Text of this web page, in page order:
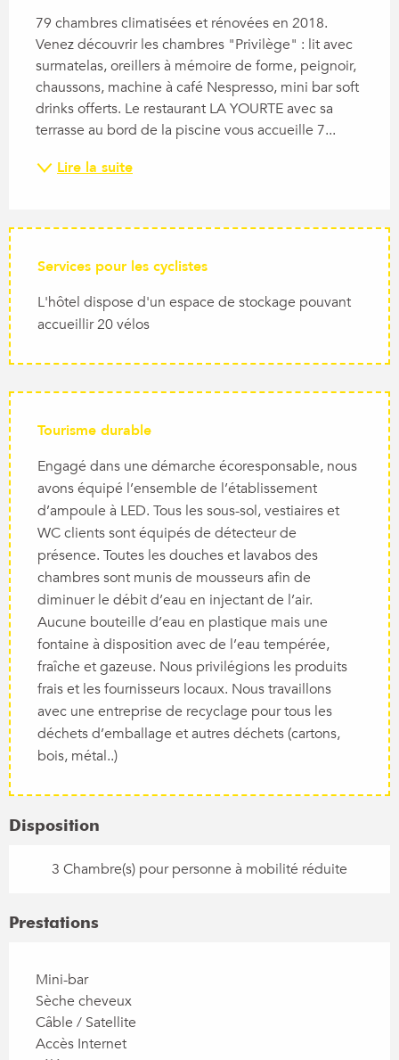
79 chambres climatisées et rénovées en 2018.
Venez découvrir les chambres "Privilège" : lit avec
surmatelas, oreillers à mémoire de forme, peignoir,
chaussons, machine à café Nespresso, mini bar soft
drinks offerts. Le restaurant LA YOURTE avec sa
terrasse au bord de la piscine vous accueille 7...
Lire la suite
Services pour les cyclistes
L'hôtel dispose d'un espace de stockage pouvant
accueillir 20 vélos
Tourisme durable
Engagé dans une démarche écoresponsable, nous
avons équipé l’ensemble de l’établissement
d’ampoule à LED. Tous les sous-sol, vestiaires et
WC clients sont équipés de détecteur de
présence. Toutes les douches et lavabos des
chambres sont munis de mousseurs afin de
diminuer le débit d’eau en injectant de l’air.
Aucune bouteille d’eau en plastique mais une
fontaine à disposition avec de l’eau tempérée,
fraîche et gazeuse. Nous privilégions les produits
frais et les fournisseurs locaux. Nous travaillons
avec une entreprise de recyclage pour tous les
déchets d’emballage et autres déchets (cartons,
bois, métal..)
Disposition
3 Chambre(s) pour personne à mobilité réduite
Prestations
Mini-bar
Sèche cheveux
Câble / Satellite
Accès Internet